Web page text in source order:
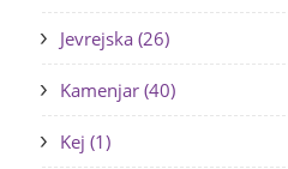
Jevrejska (26)
Kamenjar (40)
Kej (1)